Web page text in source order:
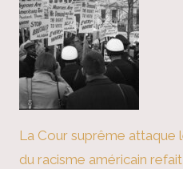
La Cour suprême attaque
du racisme américain